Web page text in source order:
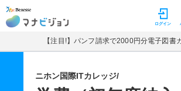
マナビジョン ログイン
【注目!】パンフ請求で2000円分電子図書
ニホン国際ITカレッジ/